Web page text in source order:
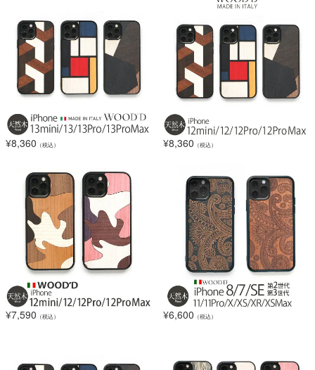
¥8,360 （税込） ¥8,360 （税込）
¥7,590 （税込） ¥6,600 （税込）